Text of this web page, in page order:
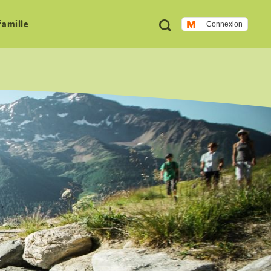
Métanavigation
RechercheConnexion